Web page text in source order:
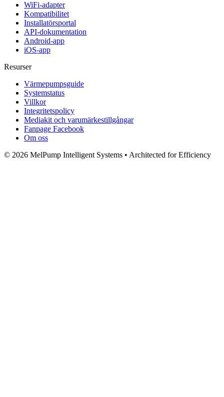
WiFi-adapter
Kompatibilitet
Installatörsportal
API-dokumentation
Android-app
iOS-app
Resurser
Värmepumpsguide
Systemstatus
Villkor
Integritetspolicy
Mediakit och varumärkestillgångar
Fanpage Facebook
Om oss
© 2026 MelPump Intelligent Systems • Architected for Efficiency